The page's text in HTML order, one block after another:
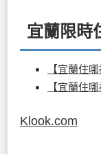
宜蘭限時
【宜蘭住
【宜蘭住
Klook.com